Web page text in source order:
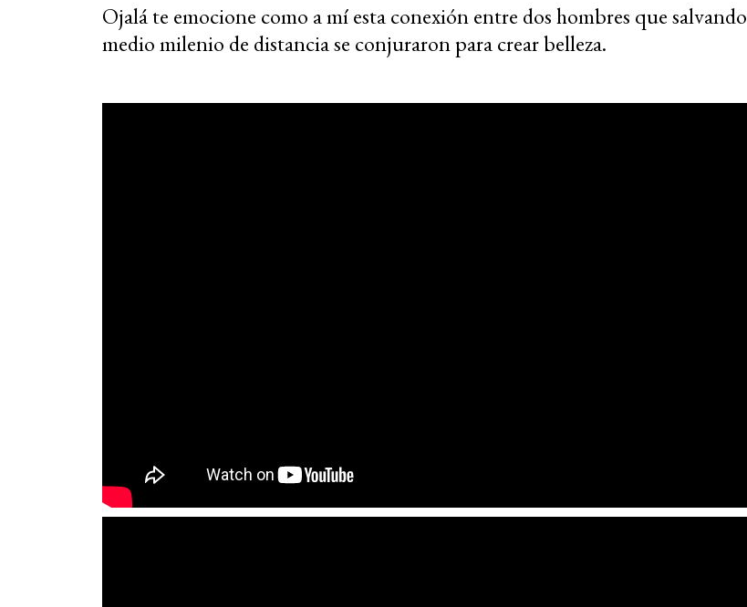
Ojalá te emocione como a mí esta conexión entre dos hombres que salvando
medio milenio de distancia se conjuraron para crear belleza.